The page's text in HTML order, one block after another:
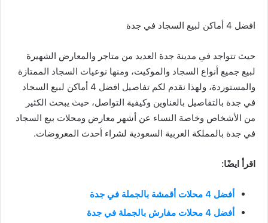
افضل 4 أماكن لبيع السجاد في جدة
حيث تتواجد في مدينة جدة العديد من متاجر والمعارض الشهيرة
لبيع جميع أنواع السجاد والموكيت، ومنها نوعيات السجاد الممتازة
والمستوردة، ولهذا نقدم لكم تفاصيل افضل 4 أماكن لبيع السجاد
في جدة بالتفاصيل بالعناوين وكيفية التواصل، حيث يبحث الكثير
من الأشخاص وخاصة النساء عن أشهر معارض ومحلات بيع السجاد
في جدة بالمملكة العربية السعودية لشراء أحدث المعروضات.
اقرأ ايضًا:
أفضل 4 محلات أقمشة بالجملة في جدة
أفضل 4 محلات مفارش بالجملة في جدة